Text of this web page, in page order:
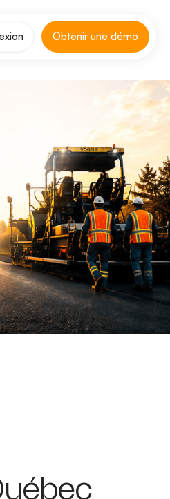
Obtenir une démo